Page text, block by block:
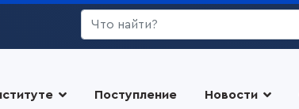
Искать...
Поступление Новости